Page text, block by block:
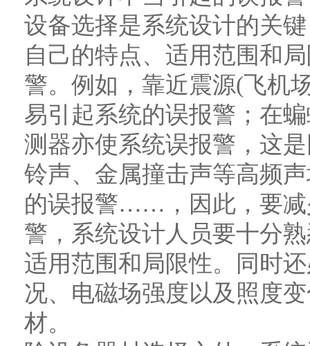
设备选择是系统设计的关
自己的特点、适用范围和
警。例如，靠近震源(飞机
易引起系统的误报警；在
测器亦使系统误报警，这
铃声、金属撞击声等高频
的误报警……，因此，要减
警，系统设计人员要十分
适用范围和局限性。同时
况、电磁场强度以及照度
材。